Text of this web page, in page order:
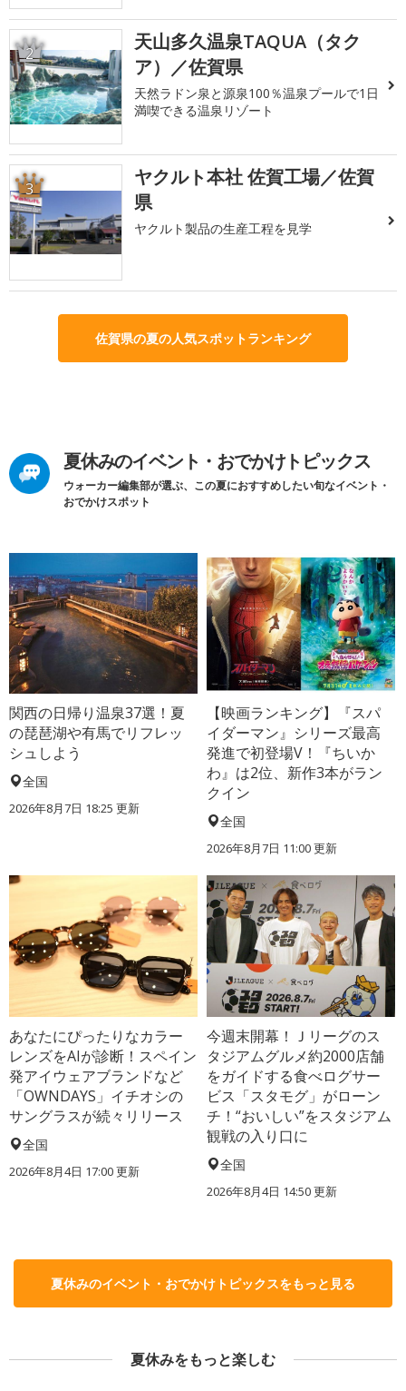
2
天山多久温泉TAQUA（タク
ア）／佐賀県
天然ラドン泉と源泉100％温泉プールで1日
満喫できる温泉リゾート
3
ヤクルト本社 佐賀工場／佐賀
県
ヤクルト製品の生産工程を見学
佐賀県の夏の人気スポットランキング
夏休みのイベント・おでかけトピックス
ウォーカー編集部が選ぶ、この夏におすすめしたい旬なイベント・
おでかけスポット
関西の日帰り温泉37選！夏
の琵琶湖や有馬でリフレッ
シュしよう
全国
2026年8月7日 18:25 更新
【映画ランキング】『スパ
イダーマン』シリーズ最高
発進で初登場V！『ちいか
わ』は2位、新作3本がラン
クイン
全国
2026年8月7日 11:00更新
あなたにぴったりなカラー
レンズをAIが診断！スペイン
発アイウェアブランドなど
「OWNDAYS」イチオシの
サングラスが続々リリース
全国
2026年8月4日 17:00更新
今週末開幕！Ｊリーグのス
タジアムグルメ約2000店舗
をガイドする食べログサー
ビス「スタモグ」がローン
チ！“おいしい”をスタジアム
観戦の入り口に
全国
2026年8月4日 14:50更新
夏休みのイベント・おでかけトピックスをもっと見る
夏休みをもっと楽しむ